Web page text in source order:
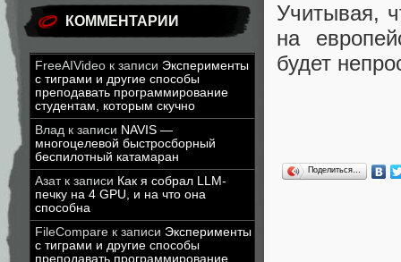
КОММЕНТАРИИ
FreeAIVideo к записи Эксперименты
с тиграми и другие способы
преподавать программирование
студентам, которым скучно
Влад к записи NAVIS —
многоцелевой быстросборный
беспилотный катамаран
Азатк записи Как я собрал LLM-
печку на 4 GPU, и на что она
способна
FileCompare к записи Эксперименты
с тиграми и другие способы
преподавать программирование
Учитывая,
на
будет
Поделиться…